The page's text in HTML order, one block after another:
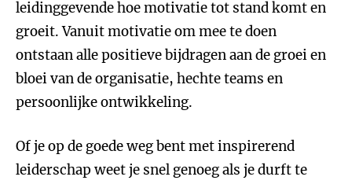
leidinggevende hoe motivatie tot stand komt en
groeit. Vanuit motivatie om mee te doen
ontstaan alle positieve bijdragen aan de groei en
bloei van de organisatie, hechte teams en
persoonlijke ontwikkeling.
Of je op de goede weg bent met inspirerend
leiderschap weet je snel genoeg als je durft te